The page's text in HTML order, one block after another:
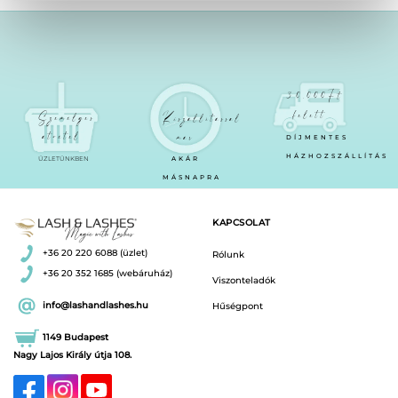
Személyes
átvétel
ÜZLETÜNKBEN
Kiszállítással
már
AKÁR
MÁSNAPRA
30.000Ft
felett
DÍJMENTES
HÁZHOZSZÁLLÍTÁS
+36 20 220 6088 (üzlet)
+36 20 352 1685 (webáruház)
info@lashandlashes.hu
1149 Budapest
Nagy Lajos Király útja 108.
KAPCSOLAT
Rólunk
Viszonteladók
Hűségpont